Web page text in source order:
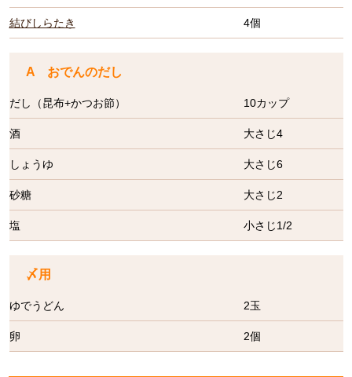
結びしらたき 4個
A おでんのだし
だし（昆布+かつお節） 10カップ
酒 大さじ4
しょうゆ 大さじ6
砂糖 大さじ2
塩 小さじ1/2
〆用
ゆでうどん 2玉
卵 2個